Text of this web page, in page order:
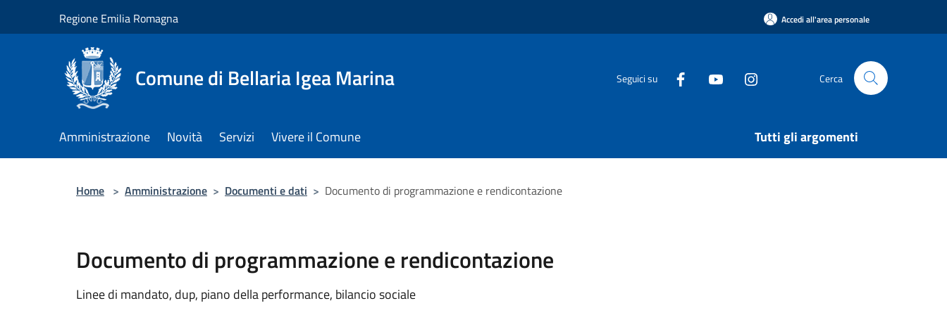
Regione Emilia Romagna Accedi all'area personale
Comune di Bellaria Igea Marina Seguici su Cerca
Amministrazione Novità Servizi Vivere il Comune Tutti gli argomenti
Home > Amministrazione > Documenti e dati > Documento di programmazione e rendicontazione
Documento di programmazione e rendicontazione
Linee di mandato, dup, piano della performance, bilancio sociale